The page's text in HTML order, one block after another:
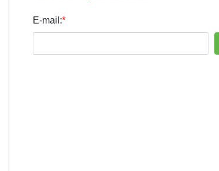
E-mail:*